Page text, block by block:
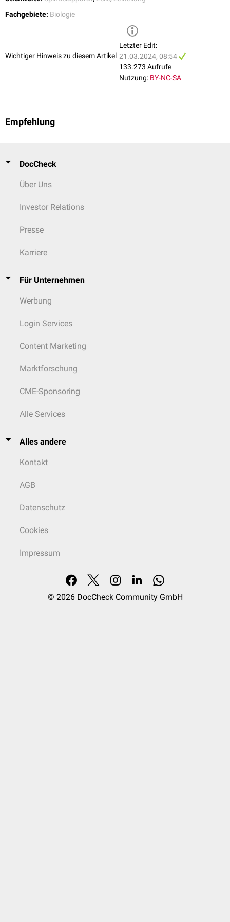
Im Inneren des Hohlzylinders, der durch die 9x3-Anordnung entsteht,
Zentriols bewirken. Umgeben ist das Zentriol von zentriolären Satelliten.
Es handelt sich hierbei um Proteinstrukturen, die das Zentriol
umschlingen und mit Ausläufern in das Innere des Zentriols hineinragen.
Fachgebiete: Biologie
Wichtiger Hinweis zu diesem Artikel
Letzter Edit:
21.03.2024, 08:54
133.273 Aufrufe
Nutzung: BY-NC-SA
Empfehlung
DocCheck
Über Uns
Investor Relations
Presse
Karriere
Für Unternehmen
Werbung
Login Services
Content Marketing
Marktforschung
CME-Sponsoring
Alle Services
Alles andere
Kontakt
AGB
Datenschutz
Cookies
Impressum
© 2026 DocCheck Community GmbH